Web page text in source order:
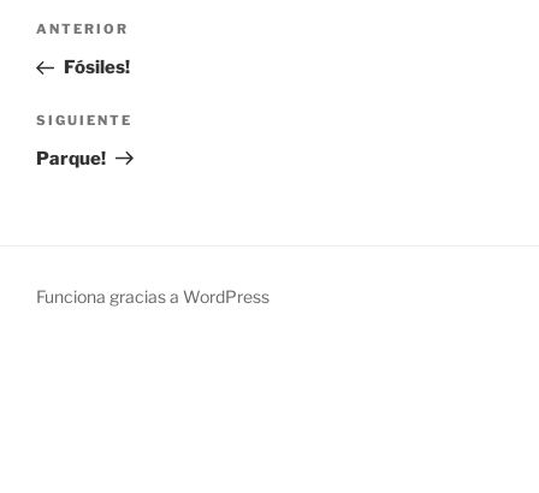
Navegación
entradas
Entrada
anterior:
ANTERIOR
Fósiles!
Siguiente
entrada
SIGUIENTE
Parque!
Funciona gracias a WordPress